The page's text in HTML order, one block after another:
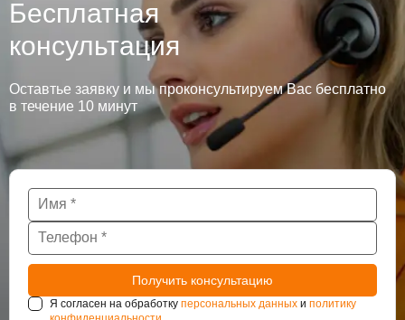
Бесплатная
консультация
Оставтье заявку и мы проконсультируем Вас бесплатно
в течение 10 минут
Я согласен на обработку персональных данных и политику